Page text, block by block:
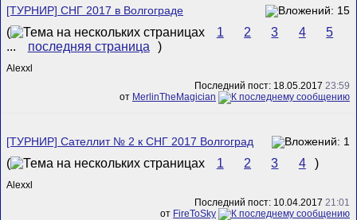
[ТУРНИР] СНГ 2017 в Волгограде
( 1 2 3 4
5
...
последняя страница )
Alexxl
Последний пост: 18.05.2017 23:59
от MerlinTheMagician
[ТУРНИР] Сателлит № 2 к СНГ 2017 Волгоград
( 1 2 3 4 )
Alexxl
Последний пост: 10.04.2017 21:01
от FireToSky